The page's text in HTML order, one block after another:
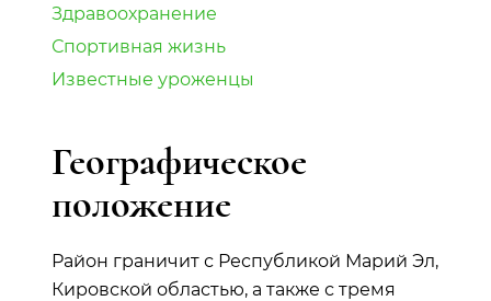
Здравоохранение
Спортивная жизнь
Известные уроженцы
Географическое
положение
Район граничит с Республикой Марий Эл,
Кировской областью, а также с тремя